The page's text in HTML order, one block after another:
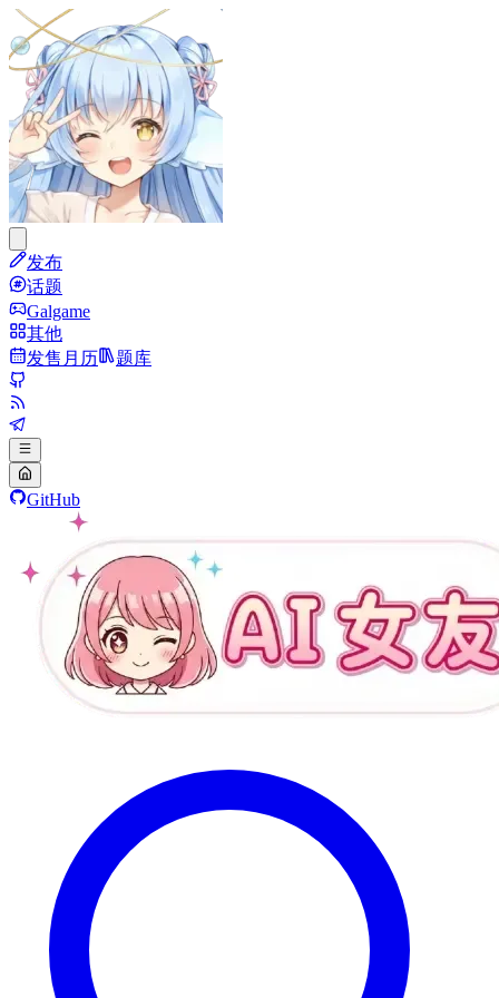
发布
话题
Galgame
其他
发售月历
题库
GitHub